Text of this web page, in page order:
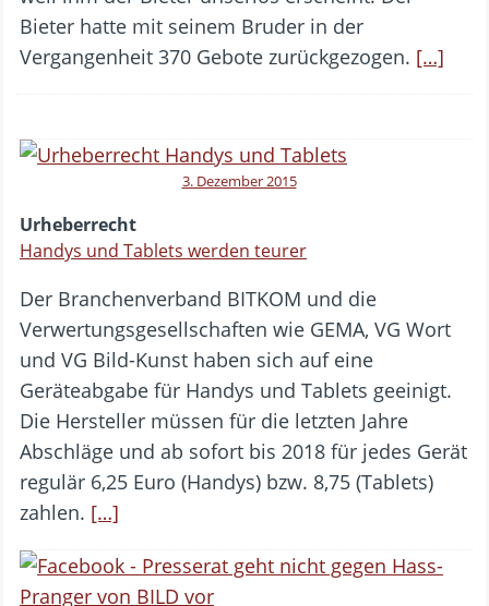
Bieter hatte mit seinem Bruder in der
Vergangenheit 370 Gebote zurückgezogen. […]
3. Dezember 2015
Urheberrecht
Handys und Tablets werden teurer
Der Branchenverband BITKOM und die
Verwertungsgesellschaften wie GEMA, VG Wort
und VG Bild-Kunst haben sich auf eine
Geräteabgabe für Handys und Tablets geeinigt.
Die Hersteller müssen für die letzten Jahre
Abschläge und ab sofort bis 2018 für jedes Gerät
regulär 6,25 Euro (Handys) bzw. 8,75 (Tablets)
zahlen. […]